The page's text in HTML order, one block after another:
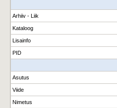
Arhiiv - Liik
Kataloog
Lisainfo
PID
Asutus
Viide
Nimetus